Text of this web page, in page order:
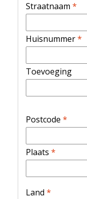
Straatnaam *
Huisnummer*
Toevoeging
Postcode *
Plaats *
Land *